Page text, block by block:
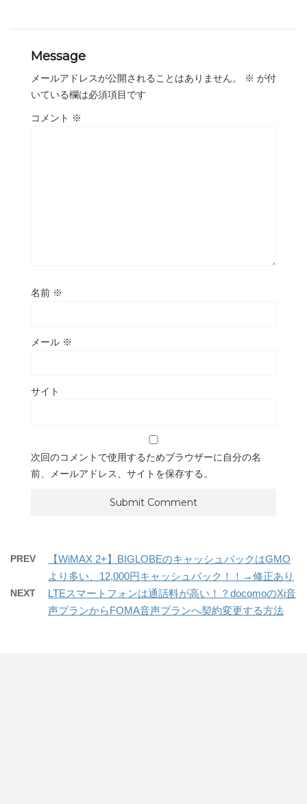
Message
メールアドレスが公開されることはありません。 ※ が付
いている欄は必須項目です
コメント ※
名前 ※
メール ※
サイト
次回のコメントで使用するためブラウザーに自分の名
前、メールアドレス、サイトを保存する。
PREV
【WiMAX 2+】BIGLOBEのキャッシュバックはGMO
より多い、12,000円キャッシュバック！！→修正あり
NEXT
LTEスマートフォンは通話料が高い！？docomoのXi音
声プランからFOMA音声プランへ契約変更する方法